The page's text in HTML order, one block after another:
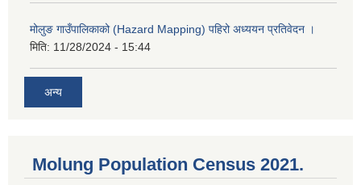
मोलुङ गाउँपालिकाको (Hazard Mapping) पहिरो अध्ययन प्रतिवेदन ।
मिति: 11/28/2024 - 15:44
अन्य
Molung Population Census 2021.